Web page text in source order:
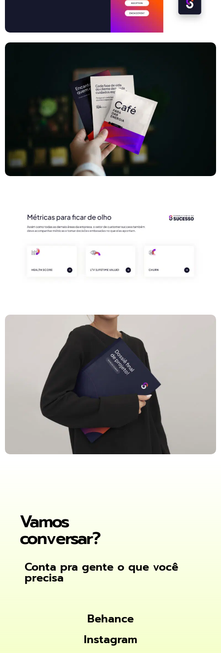
Vamos
conversar?
Conta pra gente o que você
precisa
Behance
Behance
Instagram